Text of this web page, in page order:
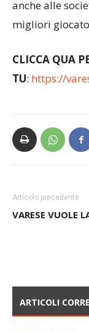
anche alle
migliori
CLICCA QUA
TU: https://
Articolo precedente
VARESE VUOLE
ARTICOLI